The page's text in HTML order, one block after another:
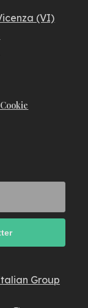
(VI)
Group